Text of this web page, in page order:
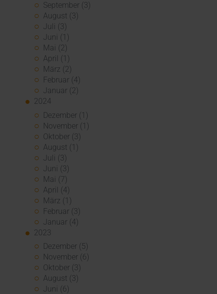
September (3)
August (3)
Juli (3)
Juni (1)
Mai (2)
April (1)
März (2)
Februar (4)
Januar (2)
2024
Dezember (1)
November (1)
Oktober (3)
August (1)
Juli (3)
Juni (3)
Mai (7)
April (4)
März (1)
Februar (3)
Januar (4)
2023
Dezember (5)
November (6)
Oktober (3)
August (3)
Juni (6)